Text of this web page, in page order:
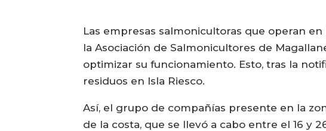
Las empresas salmonicultoras que operan
la Asociación de Salmonicultores de
optimizar su funcionamiento. Esto, tras la
residuos en Isla Riesco.
Así, el grupo de compañías presente en la
de la costa, que se llevó a cabo entre el 16